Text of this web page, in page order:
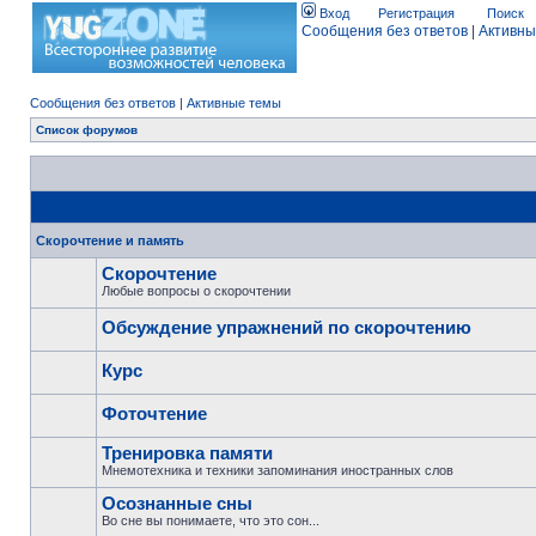
Вход Регистрация Поиск
Сообщения без ответов
Сообщения без ответов | Активные темы
Список форумов
Скорочтение и память
Скорочтение
Любые вопросы о скорочтении
Обсуждение упражнений по скорочтению
Курс
Фоточтение
Тренировка памяти
Мнемотехника и техники запоминания иностранных слов
Осознанные сны
Во сне вы понимаете, что это сон...